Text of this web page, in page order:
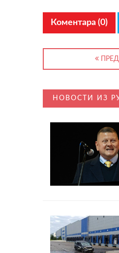
Коментара (0)
НОВОСТИ ИЗ